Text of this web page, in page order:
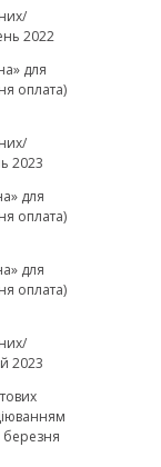
2022
для
оплата)
2023
для
оплата)
для
оплата)
2023
березня